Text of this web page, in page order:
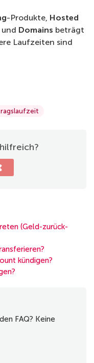
-Produkte, Hosted
und Domains beträgt
Laufzeiten sind
(Geld-zurück-
kündigen?
FAQ? Keine